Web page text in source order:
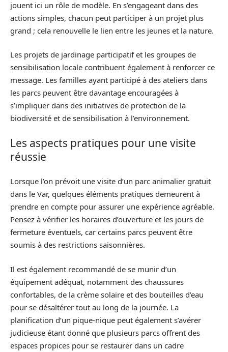
jouent ici un rôle de modèle. En s’engageant dans des
actions simples, chacun peut participer à un projet plus
grand ; cela renouvelle le lien entre les jeunes et la nature.
Les projets de jardinage participatif et les groupes de
sensibilisation locale contribuent également à renforcer ce
message. Les familles ayant participé à des ateliers dans
les parcs peuvent être davantage encouragées à
s’impliquer dans des initiatives de protection de la
biodiversité et de sensibilisation à l’environnement.
Les aspects pratiques pour une visite
réussie
Lorsque l’on prévoit une visite d’un parc animalier gratuit
dans le Var, quelques éléments pratiques demeurent à
prendre en compte pour assurer une expérience agréable.
Pensez à vérifier les horaires d’ouverture et les jours de
fermeture éventuels, car certains parcs peuvent être
soumis à des restrictions saisonnières.
Il est également recommandé de se munir d’un
équipement adéquat, notamment des chaussures
confortables, de la crème solaire et des bouteilles d’eau
pour se désaltérer tout au long de la journée. La
planification d’un pique-nique peut également s’avérer
judicieuse étant donné que plusieurs parcs offrent des
espaces propices pour se restaurer dans un cadre